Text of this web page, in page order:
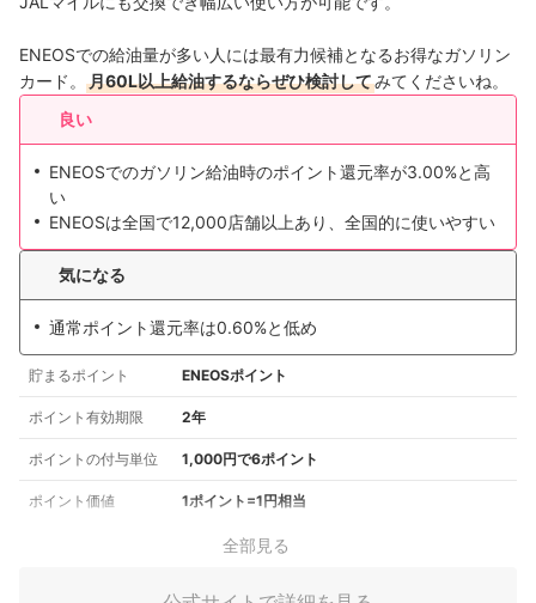
ENEOSでの給油量が多い人には最有力候補となるお得なガソリン
カード。
月60L以上給油するならぜひ検討してみてくださいね。
良い
ENEOSでのガソリン給油時のポイント還元率が3.00%と高
い
ENEOSは全国で12,000店舗以上あり、全国的に使いやすい
気になる
通常ポイント還元率は0.60%と低め
貯まるポイント ENEOSポイント
ポイント有効期限 2年
ポイントの付与単位 1,000円で6ポイント
ポイント価値 1ポイント=1円相当
全部見る